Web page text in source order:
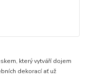
který vytváří dojem
dekorací ať už